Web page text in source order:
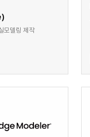
모델링 제작